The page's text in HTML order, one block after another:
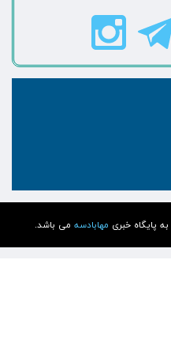
مهابادسه می باشد.